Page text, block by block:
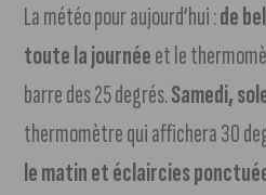
La météo pour aujourd’hui :de
toute la journéeet le
barre des 25 degrés.Samedi,
thermomètre qui affichera 30
le matin et éclaircies